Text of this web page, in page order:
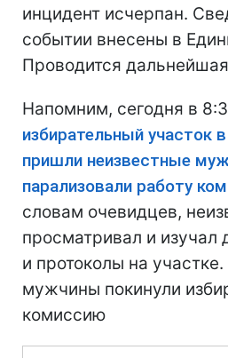
инцидент исчерпан.
событии внесены в
Проводится
Напомним, сегодня в
избирательный участок
пришли неизвестные
парализовали работу
словам очевидцев,
просматривал и изучал
и протоколы на
мужчины покинули
комиссию